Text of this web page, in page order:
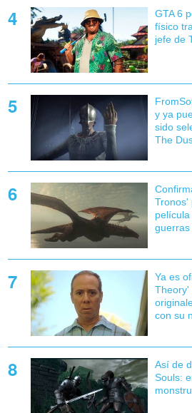
GTA 6
físico
jefe de
y ya
sido
The
Tronos'
Ya es
Theory'
con su
Así de
Souls: